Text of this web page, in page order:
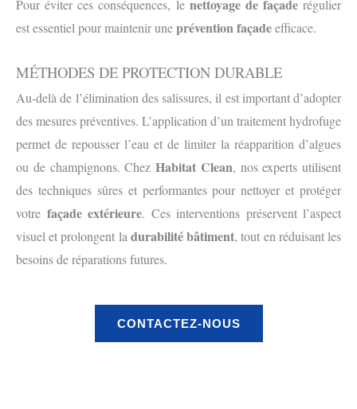
Pour éviter ces conséquences, le nettoyage de façaderégulier
est essentiel pour maintenir uneprévention façadeefficace.
MÉTHODES DE PROTECTION DURABLE
Au-delà de l’élimination des salissures, il est important d’adopter
des mesures préventives. L’application d’un traitement hydrofuge
permet de repousser l’eau et de limiter la réapparition d’algues
ou de champignons. Chez Habitat Clean, nos experts utilisent
des techniques sûres et performantes pour nettoyer et protéger
votre façade extérieure. Ces interventions préservent l’aspect
visuel et prolongent la durabilité bâtiment, tout en réduisant les
besoins de réparations futures.
CONTACTEZ-NOUS